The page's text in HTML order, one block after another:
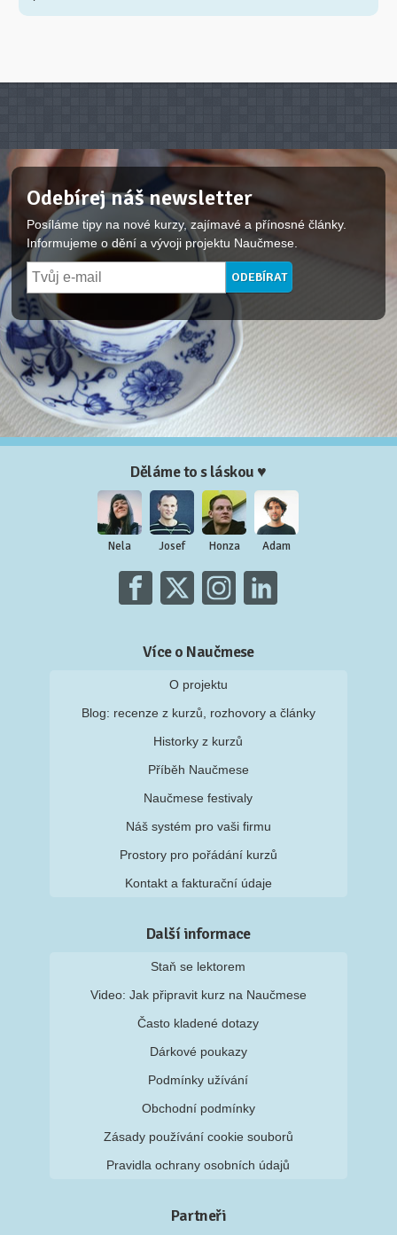
Odebírej náš newsletter
Posíláme tipy na nové kurzy, zajímavé a přínosné články.
Informujeme o dění a vývoji projektu Naučmese.
Děláme to s láskou ♥
Nela Josef Honza Adam
Více o Naučmese
O projektu
Blog: recenze z kurzů, rozhovory a články
Historky z kurzů
Příběh Naučmese
Naučmese festivaly
Náš systém pro vaši firmu
Prostory pro pořádání kurzů
Kontakt a fakturační údaje
Další informace
Staň se lektorem
Video: Jak připravit kurz na Naučmese
Často kladené dotazy
Dárkové poukazy
Podmínky užívání
Obchodní podmínky
Zásady používání cookie souborů
Pravidla ochrany osobních údajů
Partneři